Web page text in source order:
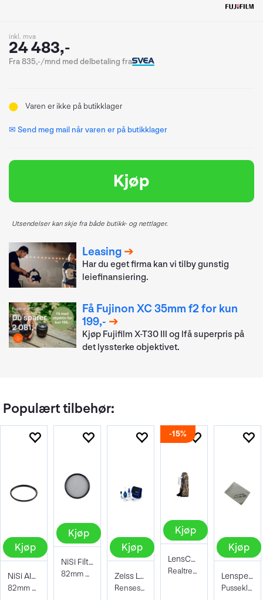
inkl. mva
24 483,-
Fra 835,-/mnd med delbetaling fra
Varen er ikke på butikklager
✉ Send meg mail når varen er på butikklager
Kjøp
Utsendelser kan skje fra både butikk- og nettlager.
Leasing
Har du eget firma kan vi tilby gunstig
leiefinansiering.
Få Fujinon XC 35mm f2 for kun
199,-
Kjøp Fujifilm X-T30 III og lfå superpris på
det lyssterke objektivet.
Populært tilbehør:
Kjøp
NiSi AIR Protector Filter 82mm
82mm Beskyttelsesfilter
Kjøp
NiSi Filter Circ Polarizer True Color 82
82mm Pro Nano Pola Filter
Kjøp
Zeiss Lens Cleaning Kit
Rensesett for objektiv og kamera
15%
Kjøp
LensCoat TravelCoat Fuijfilm XF 150-600
Realtree Max5
Kjøp
Lenspen Photo Microklear Cloth
Pusseklut i microfiber